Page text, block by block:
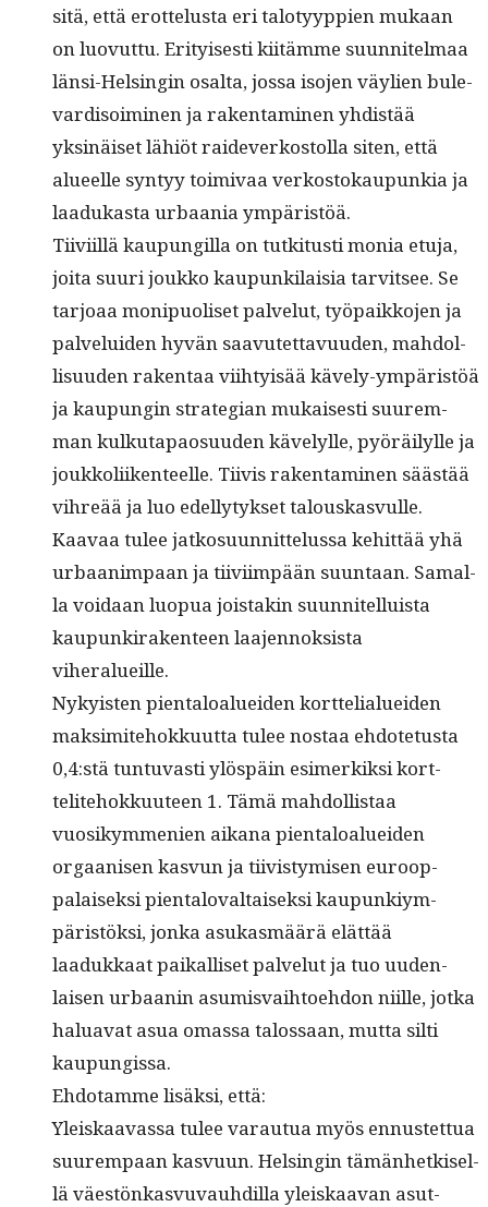
sitä, että erot­telus­ta eri talo­tyyp­pi­en mukaan
on luovut­tu. Eri­tyis­es­ti kiitämme suun­nitel­maa
län­si-Helsin­gin osalta, jos­sa iso­jen väylien bule­
vardis­oimi­nen ja rak­en­t­a­mi­nen yhdis­tää
yksinäiset lähiöt raide­v­erkos­tol­la siten, että
alueelle syn­tyy toimi­vaa verkos­tokaupunkia ja
laadukas­ta urbaa­nia ympäristöä.
Tiivi­il­lä kaupungilla on tutk­i­tusti monia etu­ja,
joi­ta suuri joukko kaupunki­laisia tarvit­see. Se
tar­joaa monipuoliset palve­lut, työ­paikko­jen ja
palvelu­iden hyvän saavutet­tavu­u­den, mah­dol­
lisu­u­den rak­en­taa viihty­isää käve­ly-ympäristöä
ja kaupun­gin strate­gian mukaises­ti suurem­
man kulku­ta­pao­su­u­den käve­lylle, pyöräi­lylle ja
joukkoli­iken­teelle. Tiivis rak­en­t­a­mi­nen säästää
vihreää ja luo edel­ly­tyk­set talouskasvulle.
Kaavaa tulee jatko­su­un­nit­telus­sa kehit­tää yhä
urbaan­im­paan ja tiivi­im­pään suun­taan. Samal­
la voidaan luop­ua jois­takin suun­nitel­luista
kaupunki­rak­en­teen laa­jen­nok­sista
viheralueille.
Nyky­is­ten pien­taloaluei­den kort­telialuei­den
mak­simite­hokku­ut­ta tulee nos­taa ehdote­tus­ta
0,4:stä tun­tu­vasti ylöspäin esimerkik­si kort­
telite­hokku­u­teen 1. Tämä mah­dol­lis­taa
vuosikym­me­nien aikana pien­taloaluei­den
orgaanisen kasvun ja tiivistymisen euroop­
palaisek­si pien­talo­val­taisek­si kaupunkiym­
päristök­si, jon­ka asukas­määrä elät­tää
laadukkaat paikalliset palve­lut ja tuo uuden­
laisen urbaanin asum­is­vai­h­toe­hdon niille, jot­ka
halu­a­vat asua omas­sa talos­saan, mut­ta silti
kaupungissa.
Ehdo­tamme lisäk­si, että:
Yleiskaavas­sa tulee varautua myös ennustet­tua
suurem­paan kasvu­un. Helsin­gin tämän­hetkisel­
lä väestönkasvu­vauhdil­la yleiskaa­van asut­